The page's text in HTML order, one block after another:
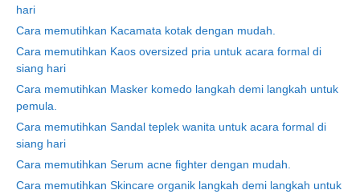
hari
Cara memutihkan Kacamata kotak dengan mudah.
Cara memutihkan Kaos oversized pria untuk acara formal di
siang hari
Cara memutihkan Masker komedo langkah demi langkah untuk
pemula.
Cara memutihkan Sandal teplek wanita untuk acara formal di
siang hari
Cara memutihkan Serum acne fighter dengan mudah.
Cara memutihkan Skincare organik langkah demi langkah untuk